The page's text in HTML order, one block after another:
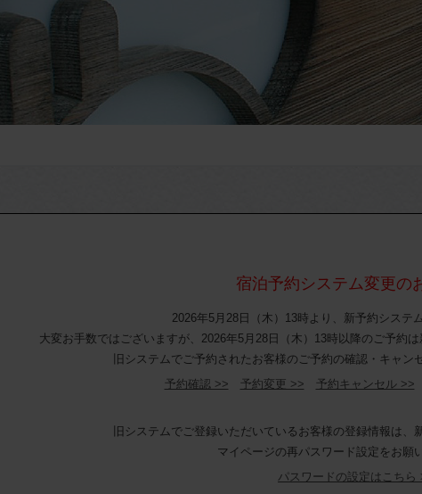
宿泊予約システム変更の
2026年5月28日（木）13時より、新予約システ
大変お手数ではございますが、2026年5月28日（木）13時以降のご予約
旧システムでご予約されたお客様のご予約の確認・キャン
予約確認 >>
予約変更 >> 予約キャンセル >>
旧システムでご登録いただいているお客様の登録情報は、
マイページの再パスワード設定をお願
パスワードの設定はこちら